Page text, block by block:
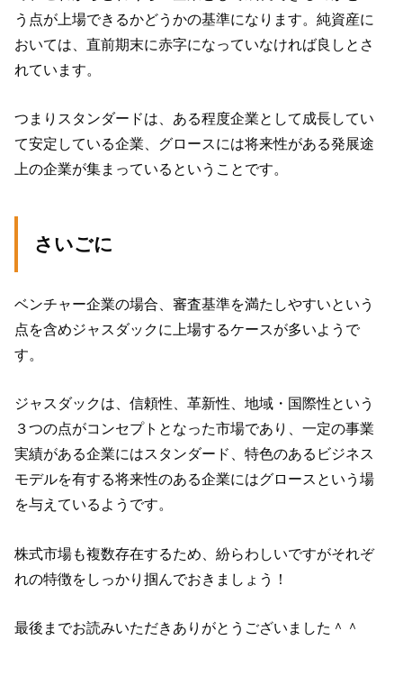
う点が上場できるかどうかの基準になります。純資産に
おいては、直前期末に赤字になっていなければ良しとさ
れています。
つまりスタンダードは、ある程度企業として成長してい
て安定している企業、グロースには将来性がある発展途
上の企業が集まっているということです。
さいごに
ベンチャー企業の場合、審査基準を満たしやすいという
点を含めジャスダックに上場するケースが多いようで
す。
ジャスダックは、信頼性、革新性、地域・国際性という
３つの点がコンセプトとなった市場であり、一定の事業
実績がある企業にはスタンダード、特色のあるビジネス
モデルを有する将来性のある企業にはグロースという場
を与えているようです。
株式市場も複数存在するため、紛らわしいですがそれぞ
れの特徴をしっかり掴んでおきましょう！
最後までお読みいただきありがとうございました＾＾